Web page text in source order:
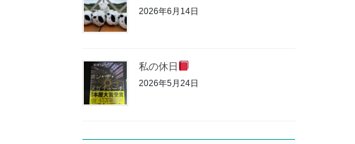
2026年6月14日
私の休日
2026年5月24日